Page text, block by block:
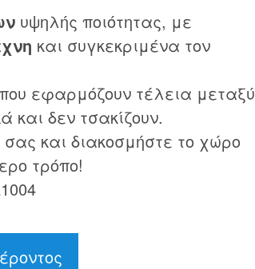
υψηλής ποιότητας, με
και συγκεκριμένα τον
εφαρμόζουν τέλεια μεταξύ
και δεν τσακίζουν.
και διακοσμήστε το χώρο
τρόπο!